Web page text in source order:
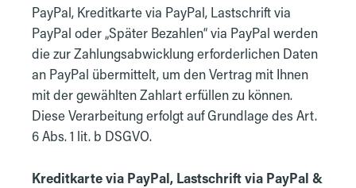
PayPal, Kreditkarte via PayPal, Lastschrift via
PayPal oder „Später Bezahlen“ via PayPal werden
die zur Zahlungsabwicklung erforderlichen Daten
an PayPal übermittelt, um den Vertrag mit Ihnen
mit der gewählten Zahlart erfüllen zu können.
Diese Verarbeitung erfolgt auf Grundlage des Art.
6 Abs. 1 lit. b DSGVO.
Kreditkarte via PayPal, Lastschrift via PayPal &